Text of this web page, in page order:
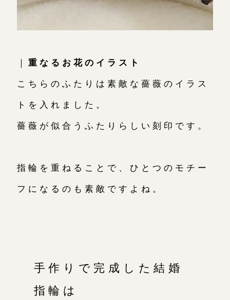
｜ 重なるお花のイラスト
こちらのふたりは素敵な薔薇のイラス
トを入れました。
薔薇が似合うふたりらしい刻印です。
指輪を重ねることで、ひとつのモチー
フになるのも素敵ですよね。
手作りで完成した結婚
指輪は